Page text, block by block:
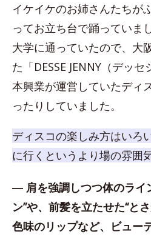
イケイケのお姉さんたちが
ってお立ち台で踊っていま
大学に通っていたので、大
た「DESSE JENNY（デッ
本興業が運営していたディ
ったりしていました。
ディスコの楽しみ方はいろ
に行くというより場の雰囲
― 肩を強調しつつ体のライ
ン”や、前髪を立たせた“と
色味のリップなど、ビュー